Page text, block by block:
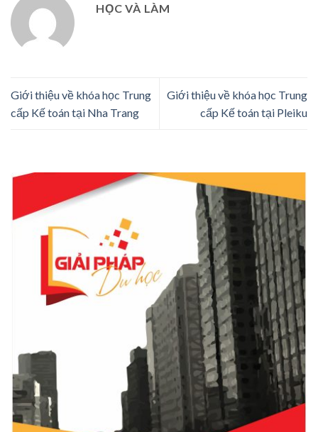
HỌC VÀ LÀM
Giới thiệu về khóa học Trung
cấp Kế toán tại Nha Trang
Giới thiệu về khóa học Trung
cấp Kế toán tại Pleiku